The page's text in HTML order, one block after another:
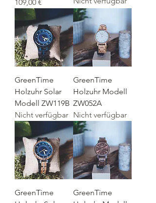
109,00 €
GreenTime
Holzuhr Solar
Modell ZW119B
Nicht verfügbar
GreenTime
Holzuhr Modell
ZW052A
Nicht verfügbar
GreenTime
GreenTime